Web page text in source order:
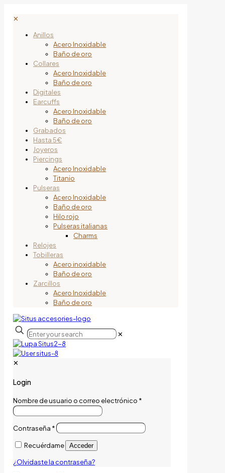
✕
Anillos
Acero Inoxidable
Baño de oro
Collares
Acero Inoxidable
Baño de oro
Digitales
Earcuffs
Acero Inoxidable
Baño de oro
Grabados
Hasta 5€
Joyeros
Piercings
Acero Inoxidable
Titanio
Pulseras
Acero Inoxidable
Baño de oro
Hilo rojo
Pulseras italianas
Charms
Relojes
Tobilleras
Acero inoxidable
Baño de oro
Zarcillos
Acero Inoxidable
Baño de oro
✕
✕
Login
Nombre de usuario o correo electrónico *
Contraseña *
Recuérdame Acceder
¿Olvidaste la contraseña?